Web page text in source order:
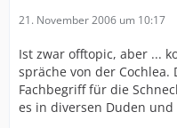
21. November 2006 um 10:17
Ist zwar offtopic, aber ...
spräche von der
Fachbegriff für die
es in diversen Duden